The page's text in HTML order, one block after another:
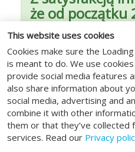
This website uses cookies
Cookies make sure the
is meant to do. We use
provide social media features
also share information about
social media, advertising and
combine it with other
them or that they’ve collected
services. Read our Privacy
że od początku
wszystkie
Loading
lakierowane
Firma Loading
zdecydowanie
względem